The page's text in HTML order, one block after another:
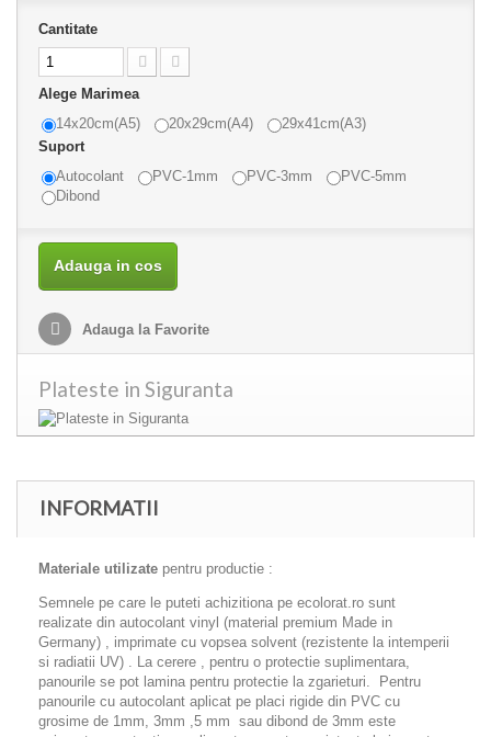
Cantitate
Alege Marimea
14x20cm(A5)
20x29cm(A4)
29x41cm(A3)
Suport
Autocolant
PVC-1mm PVC-3mm
PVC-5mm
Dibond
Adauga in cos
Adauga la Favorite
Plateste in Siguranta
INFORMATII
Materiale utilizate pentru productie :
Semnele pe care le puteti achizitiona pe ecolorat.ro sunt
realizate din autocolant vinyl (material premium Made in
Germany) , imprimate cu vopsea solvent (rezistente la intemperii
si radiatii UV) . La cerere , pentru o protectie suplimentara,
panourile se pot lamina pentru protectie la zgarieturi. Pentru
panourile cu autocolant aplicat pe placi rigide din PVC cu
grosime de 1mm, 3mm ,5 mm sau dibond de 3mm este